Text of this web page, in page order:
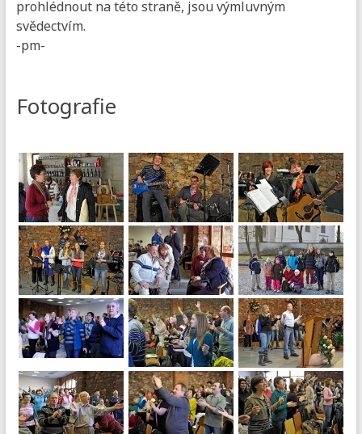
prohlédnout na této straně, jsou výmluvným
svědectvím.
-pm-
Fotografie